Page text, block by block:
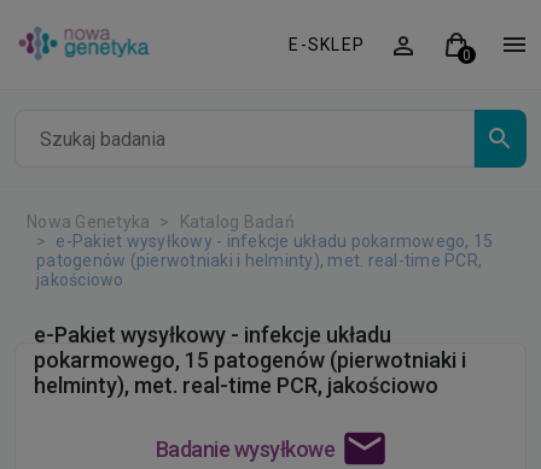
E-SKLEP
Nowa Genetyka
Katalog Badań
e-Pakiet wysyłkowy - infekcje układu pokarmowego, 15
patogenów (pierwotniaki i helminty), met. real-time PCR,
jakościowo
e-Pakiet wysyłkowy - infekcje układu
pokarmowego, 15 patogenów (pierwotniaki i
helminty), met. real-time PCR, jakościowo
Badanie wysyłkowe